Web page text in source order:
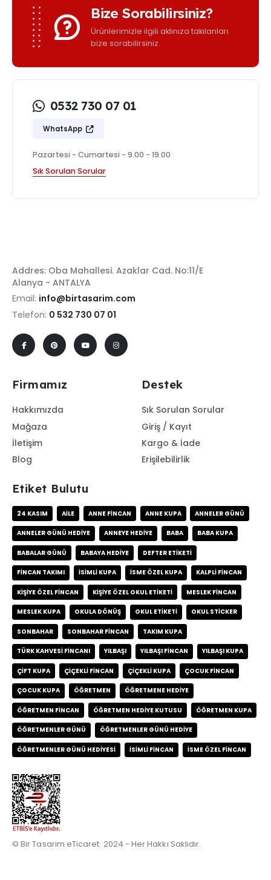
Bize Sorabilirsiniz?
Ürünlerimizle ilgili aklınıza takılanları
bize sorabilirsiniz.
0532 730 07 01
WhatsApp
Pazartesi - Cumartesi - 9.00 - 19.00
Sık Sorulan Sorular
Addres: Oba Mahallesi. Azaklar Cad. No:11/E
Alanya - ANTALYA
Email: info@birtasarim.com
Telefon: 0 532 730 07 01
Firmamız
Hakkımızda
Mağaza
İletişim
Blog
Destek
Sık Sorulan Sorular
Giriş / Kayıt
Kargo & İade
Erişilebilirlik
Etiket Bulutu
24 KASIM AILE ANNE FINCAN ANNE KUPA ANNELER GÜNÜ
ANNELER GÜNÜ HEDIYE ANNEYE HEDIYE BABA BABA KUPA
BABALAR GÜNÜ BABAYA HEDIYE DEFTER ETIKETI
FINCAN TAKIMI ISIMLI KUPA ISME ÖZEL KUPA KALPLI FINCAN
KIŞIYE ÖZEL FINCAN KIŞIYE ÖZEL OKUL ETIKETI MESLEK FINCAN
MESLEK KUPA OKULA DÖNÜŞ OKUL ETIKETI OKUL STICKER
SONBAHAR SONBAHAR FINCAN TAKIM KUPA
TÜRK KAHVESI FINCANI YILBAŞI YILBAŞI FINCAN YILBAŞI KUPA
ÇIFT KUPA ÇIÇEKLI FINCAN ÇIÇEKLI KUPA ÇOCUK FINCAN
ÇOCUK KUPA ÖĞRETMEN ÖĞRETMENE HEDIYE
ÖĞRETMEN FINCAN ÖĞRETMEN HEDIYE KUTUSU ÖĞRETMEN KUPA
ÖĞRETMENLER GÜNÜ ÖĞRETMENLER GÜNÜ HEDIYE
ÖĞRETMENLER GÜNÜ HEDIYESI İSIMLI FINCAN İSME ÖZEL FINCAN
© Bir Tasarım eTicaret. 2024 - Her Hakkı Saklıdır.